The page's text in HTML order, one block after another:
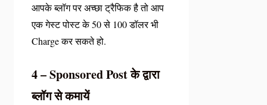
आपके ब्लॉग पर अच्छा ट्रैफिक है तो आप
एक गेस्ट पोस्ट के 50 से 100 डॉलर भी
Charge कर सकते हो.
4 – Sponsored Post के द्वारा
ब्लॉग से कमायें